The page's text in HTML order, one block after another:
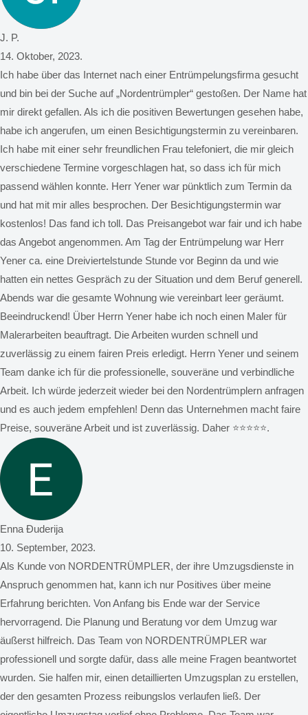
J. P.
14. Oktober, 2023.
Ich habe über das Internet nach einer Entrümpelungsfirma gesucht
und bin bei der Suche auf „Nordentrümpler“ gestoßen. Der Name hat
mir direkt gefallen. Als ich die positiven Bewertungen gesehen habe,
habe ich angerufen, um einen Besichtigungstermin zu vereinbaren.
Ich habe mit einer sehr freundlichen Frau telefoniert, die mir gleich
verschiedene Termine vorgeschlagen hat, so dass ich für mich
passend wählen konnte. Herr Yener war pünktlich zum Termin da
und hat mit mir alles besprochen. Der Besichtigungstermin war
kostenlos! Das fand ich toll. Das Preisangebot war fair und ich habe
das Angebot angenommen. Am Tag der Entrümpelung war Herr
Yener ca. eine Dreiviertelstunde Stunde vor Beginn da und wie
hatten ein nettes Gespräch zu der Situation und dem Beruf generell.
Abends war die gesamte Wohnung wie vereinbart leer geräumt.
Beeindruckend! Über Herrn Yener habe ich noch einen Maler für
Malerarbeiten beauftragt. Die Arbeiten wurden schnell und
zuverlässig zu einem fairen Preis erledigt. Herrn Yener und seinem
Team danke ich für die professionelle, souveräne und verbindliche
Arbeit. Ich würde jederzeit wieder bei den Nordentrümplern anfragen
und es auch jedem empfehlen! Denn das Unternehmen macht faire
Preise, souveräne Arbeit und ist zuverlässig. Daher ⭐️⭐️⭐️⭐️⭐️.
Enna Đuderija
10. September, 2023.
Als Kunde von NORDENTRÜMPLER, der ihre Umzugsdienste in
Anspruch genommen hat, kann ich nur Positives über meine
Erfahrung berichten. Von Anfang bis Ende war der Service
hervorragend. Die Planung und Beratung vor dem Umzug war
äußerst hilfreich. Das Team von NORDENTRÜMPLER war
professionell und sorgte dafür, dass alle meine Fragen beantwortet
wurden. Sie halfen mir, einen detaillierten Umzugsplan zu erstellen,
der den gesamten Prozess reibungslos verlaufen ließ. Der